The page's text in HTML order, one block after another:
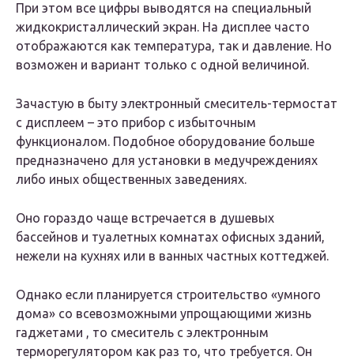
При этом все цифры выводятся на специальный
жидкокристаллический экран. На дисплее часто
отображаются как температура, так и давление. Но
возможен и вариант только с одной величиной.
Зачастую в быту электронный смеситель-термостат
с дисплеем – это прибор с избыточным
функционалом. Подобное оборудование больше
предназначено для установки в медучреждениях
либо иных общественных заведениях.
Оно гораздо чаще встречается в душевых
бассейнов и туалетных комнатах офисных зданий,
нежели на кухнях или в ванных частных коттеджей.
Однако если планируется строительство «умного
дома» со всевозможными упрощающими жизнь
гаджетами , то смеситель с электронным
терморегулятором как раз то, что требуется. Он